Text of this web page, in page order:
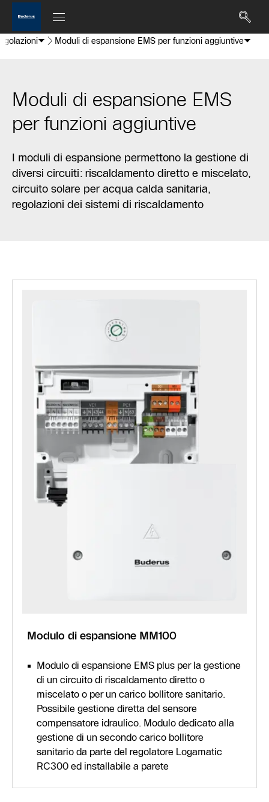
Moduli di espansione EMS per funzioni aggiuntive
Moduli di espansione EMS
per funzioni aggiuntive
I moduli di espansione permettono la gestione di
diversi circuiti: riscaldamento diretto e miscelato,
circuito solare per acqua calda sanitaria,
regolazioni dei sistemi di riscaldamento
Modulo di espansione MM100
Modulo di espansione EMS plus per la gestione
di un circuito di riscaldamento diretto o
miscelato o per un carico bollitore sanitario.
Possibile gestione diretta del sensore
compensatore idraulico. Modulo dedicato alla
gestione di un secondo carico bollitore
sanitario da parte del regolatore Logamatic
RC300 ed installabile a parete